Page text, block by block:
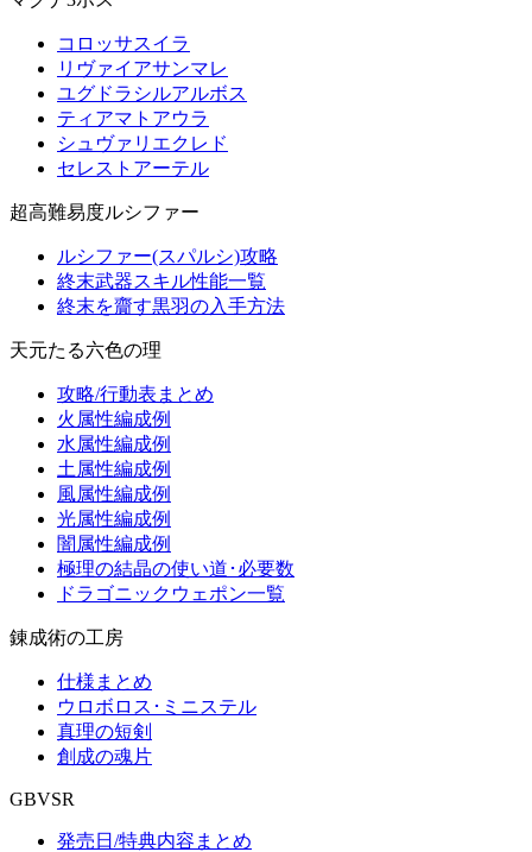
コロッサスイラ
リヴァイアサンマレ
ユグドラシルアルボス
ティアマトアウラ
シュヴァリエクレド
セレストアーテル
超高難易度ルシファー
ルシファー(スパルシ)攻略
終末武器スキル性能一覧
終末を齎す黒羽の入手方法
天元たる六色の理
攻略/行動表まとめ
火属性編成例
水属性編成例
土属性編成例
風属性編成例
光属性編成例
闇属性編成例
極理の結晶の使い道･必要数
ドラゴニックウェポン一覧
錬成術の工房
仕様まとめ
ウロボロス･ミニステル
真理の短剣
創成の魂片
GBVSR
発売日/特典内容まとめ